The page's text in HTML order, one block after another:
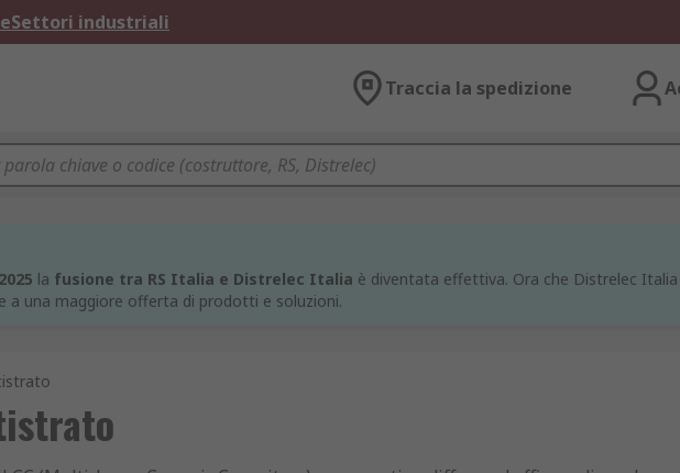
Settori industriali
Traccia la spedizione
la fusione tra RS Italia e Distrelec Italia è diventata effettiva. Ora che Distrelec
a una maggiore offerta di prodotti e soluzioni.